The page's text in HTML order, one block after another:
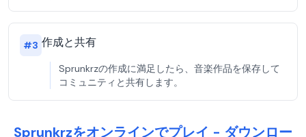
#3 作成と共有
Sprunkrzの作成に満足したら、音楽作品を保存して
コミュニティと共有します。
Sprunkrzをオンラインでプレイ - ダウンロー